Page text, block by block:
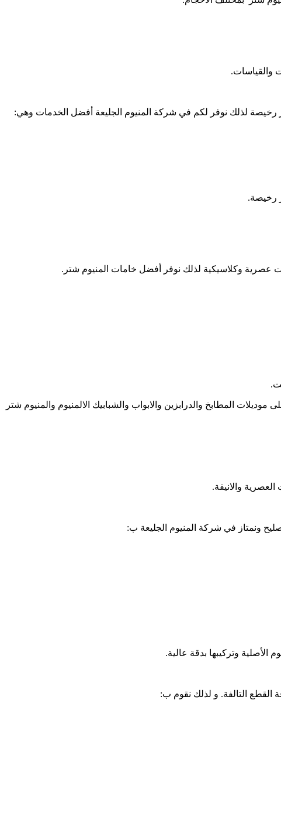
والقياسات.
رخيصة لذلك نوفر لكم في شركة المنيوم الجليعة أفضل الخدمات وهي:
رخيصة.
عصرية وكلاسيكية لذلك نوفر أفضل خامات المنيوم شتر.
المطابخ والدرابزين والابواب والشبابيك الالمنيوم والمنيوم شتر
والانيقة.
ونمتاز في شركة المنيوم الجليعة ب:
وتركيبها بدقة عالية.
القطع التالفة. و لذلك نقوم ب: